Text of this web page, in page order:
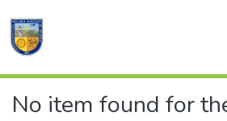
Communities & Collections
No item found for